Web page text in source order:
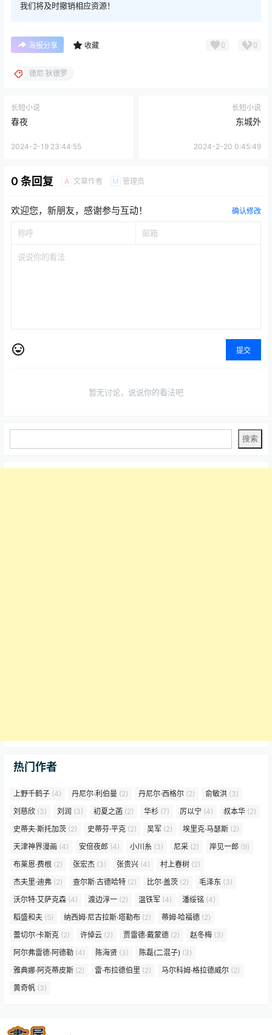
我们将及时撤销相应资源！
海报分享 收藏 0 0
德尼·狄德罗
长短小说
春夜
2024-2-19 23:44:55
长短小说
东城外
2024-2-20 0:45:49
0 条回复 A 文章作者 M 管理员
欢迎您，新朋友，感谢参与互动！ 确认修改
提交
暂无讨论，说说你的看法吧
热门作者
上野千鹤子 (4) 丹尼尔·利伯曼 (2) 丹尼尔·西格尔 (2) 俞敏洪 (3)
刘慈欣 (3) 刘润 (3) 初夏之菡 (2) 华杉 (7) 厉以宁 (4) 叔本华 (2)
史蒂夫·斯托加茨 (2) 史蒂芬·平克 (2) 吴军 (2) 埃里克·马瑟斯 (2)
天津神界漫画 (4) 安倍夜郎 (4) 小川糸 (3) 尼采 (2) 岸见一郎 (9)
布莱恩·费根 (2) 张宏杰 (3) 张贵兴 (4) 村上春树 (2)
杰夫里·迪弗 (2) 查尔斯·古德哈特 (2) 比尔·盖茨 (2) 毛泽东 (3)
沃尔特·艾萨克森 (4) 渡边淳一 (2) 温铁军 (4) 潘绥铭 (4)
稻盛和夫 (5) 纳西姆·尼古拉斯·塔勒布 (2) 蒂姆·哈福德 (2)
蕾切尔·卡斯克 (2) 许倬云 (2) 贾雷德·戴蒙德 (2) 赵冬梅 (3)
阿尔弗雷德·阿德勒 (4) 陈海贤 (3) 陈磊(二混子) (3)
雅典娜·阿克蒂皮斯 (2) 雷·布拉德伯里 (2) 马尔科姆·格拉德威尔 (2)
黄奇帆 (3)